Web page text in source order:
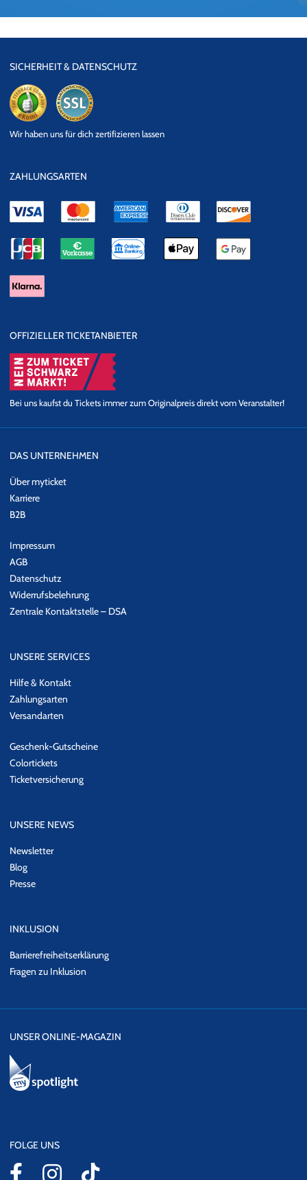
SICHERHEIT & DATENSCHUTZ
Datensicherheit
Wir haben uns für dich zertifizieren lassen
ZAHLUNGSARTEN
OFFIZIELLER TICKETANBIETER
Bei uns kaufst du Tickets immer zum Originalpreis direkt vom Veranstalter!
DAS UNTERNEHMEN
Über myticket
Karriere
B2B
Impressum
AGB
Datenschutz
Widerrufsbelehrung
Zentrale Kontaktstelle – DSA
UNSERE SERVICES
Hilfe & Kontakt
Zahlungsarten
Versandarten
Geschenk-Gutscheine
Colortickets
Ticketversicherung
UNSERE NEWS
Newsletter
Blog
Presse
INKLUSION
Barrierefreiheitserklärung
Fragen zu Inklusion
UNSER ONLINE-MAGAZIN
FOLGE UNS